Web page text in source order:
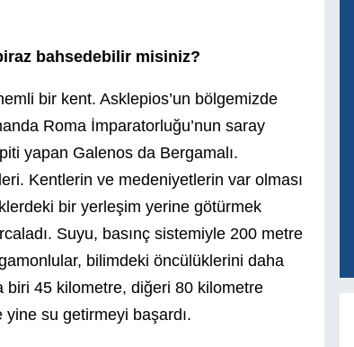
bahsedebilir misiniz?
bir kent. Asklepios’un bölgemizde
Roma İmparatorluğu’nun saray
yapan Galenos da Bergamalı.
Kentlerin ve medeniyetlerin var olması
bir yerleşim yerine götürmek
Suyu, basınç sistemiyle 200 metre
bilimdeki öncülüklerini daha
biri 45 kilometre, diğeri 80 kilometre
su getirmeyi başardı.